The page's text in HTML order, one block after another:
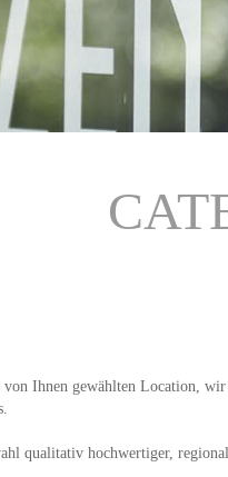
Ihnen gewählten Location,
qualitativ hochwertiger,